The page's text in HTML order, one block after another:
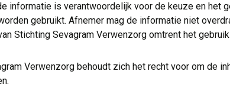
informatie is verantwoordelijk voor de keuze en het
gebruikt. Afnemer mag de informatie niet
Stichting Sevagram Verwenzorg omtrent het
Verwenzorg behoudt zich het recht voor om de